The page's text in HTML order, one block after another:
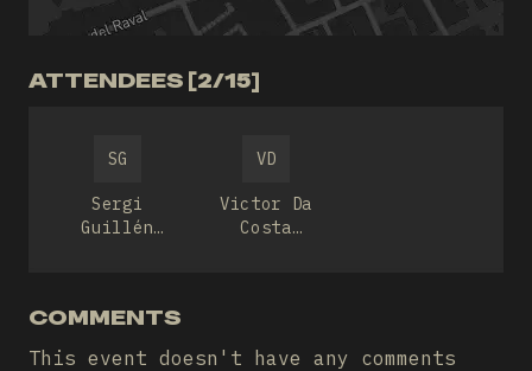
ATTENDEES [2/15]
SG
Sergi
Guillén
VD
Victor Da
Costa
COMMENTS
This event doesn't have any comments